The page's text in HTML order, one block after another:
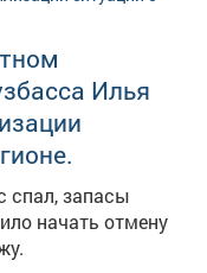
Илья
спал, запасы
начать отмену